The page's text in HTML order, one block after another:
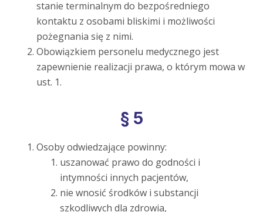
stanie terminalnym do bezpośredniego
kontaktu z osobami bliskimi i możliwości
pożegnania się z nimi.
Obowiązkiem personelu medycznego jest
zapewnienie realizacji prawa, o którym mowa w
ust. 1.
§ 5
Osoby odwiedzające powinny:
uszanować prawo do godności i
intymności innych pacjentów,
nie wnosić środków i substancji
szkodliwych dla zdrowia,